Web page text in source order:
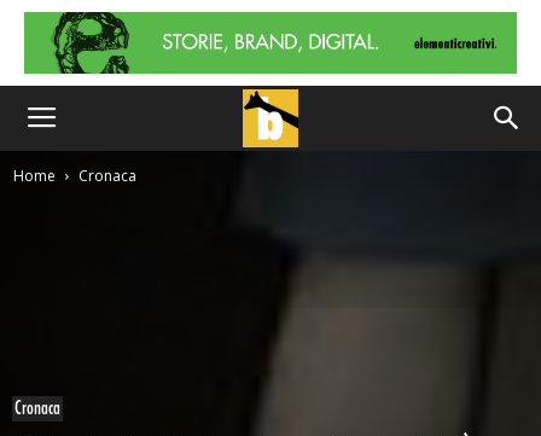
Home Cronaca
Cronaca